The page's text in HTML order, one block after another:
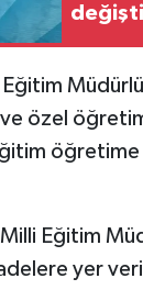
özel
öğretime
Eğitim
yer